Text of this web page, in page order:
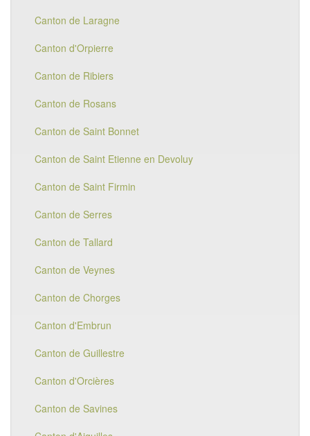
Canton de Laragne
Canton d'Orpierre
Canton de Ribiers
Canton de Rosans
Canton de Saint Bonnet
Canton de Saint Etienne en Devoluy
Canton de Saint Firmin
Canton de Serres
Canton de Tallard
Canton de Veynes
Canton de Chorges
Canton d'Embrun
Canton de Guillestre
Canton d'Orcières
Canton de Savines